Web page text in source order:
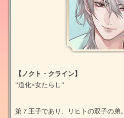
【ノクト・クライン】
”道化×女たらし”
第７王子であり、リヒトの双子の弟。